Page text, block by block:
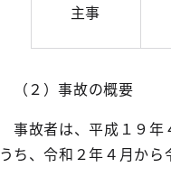
主事
（２）事故の概要
事故者は、平成１９年
うち、令和２年４月から